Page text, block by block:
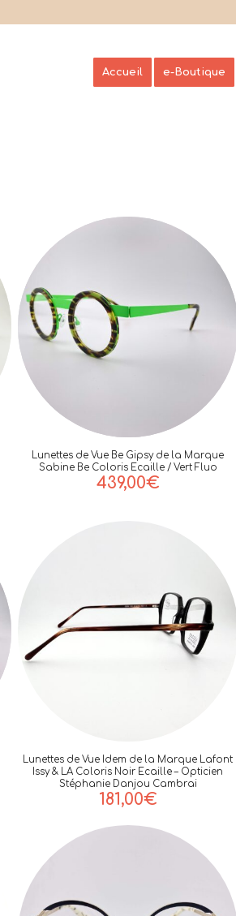
Accueil e-Boutique
Lunettes de Vue Be Gipsy de la Marque
Sabine Be Coloris Ecaille / Vert Fluo
439,00€
Lunettes de Vue Idem de la Marque Lafont
Issy & LA Coloris Noir Ecaille – Opticien
Stéphanie Danjou Cambrai
181,00€